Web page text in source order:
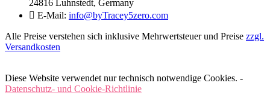
24816 Luhnstedt, Germany
 E-Mail: info@byTracey5zero.com
Alle Preise verstehen sich inklusive Mehrwertsteuer und Preise zzgl.
Versandkosten
Diese Website verwendet nur technisch notwendige Cookies. -
Datenschutz- und Cookie-Richtlinie